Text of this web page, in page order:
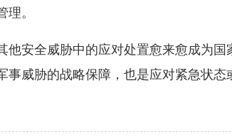
。
安全威胁中的应对处置愈来愈成为国
事威胁的战略保障，也是应对紧急状